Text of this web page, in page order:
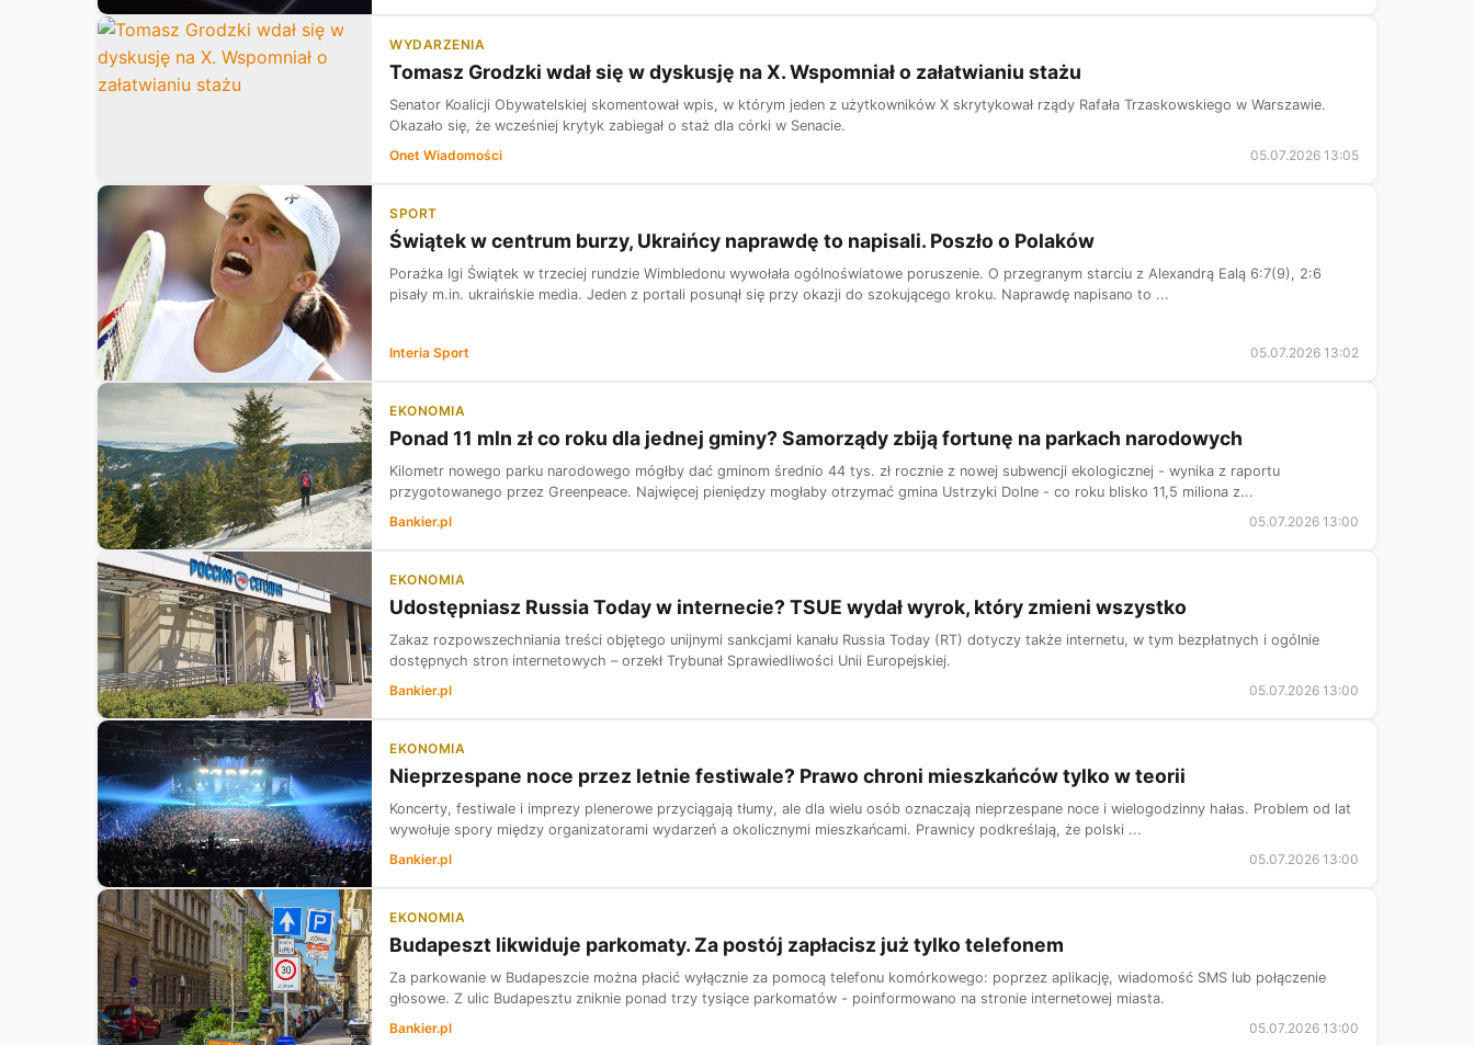
WYDARZENIA
Tomasz Grodzki wdał się w dyskusję na X. Wspomniał o załatwianiu stażu
Senator Koalicji Obywatelskiej skomentował wpis, w którym jeden z użytkowników X skrytykował rządy Rafała Trzaskowskiego w Warszawie.
Okazało się, że wcześniej krytyk zabiegał o staż dla córki w Senacie.
Onet Wiadomości
05.07.2026 13:05
SPORT
Świątek w centrum burzy, Ukraińcy naprawdę to napisali. Poszło o Polaków
Porażka Igi Świątek w trzeciej rundzie Wimbledonu wywołała ogólnoświatowe poruszenie. O przegranym starciu z Alexandrą Ealą 6:7(9), 2:6
pisały m.in. ukraińskie media. Jeden z portali posunął się przy okazji do szokującego kroku. Naprawdę napisano to ...
Interia Sport 05.07.2026 13:02
EKONOMIA
Ponad 11 mln zł co roku dla jednej gminy? Samorządy zbiją fortunę na parkach narodowych
Kilometr nowego parku narodowego mógłby dać gminom średnio 44 tys. zł rocznie z nowej subwencji ekologicznej - wynika z raportu
przygotowanego przez Greenpeace. Najwięcej pieniędzy mogłaby otrzymać gmina Ustrzyki Dolne - co roku blisko 11,5 miliona z...
Bankier.pl
05.07.2026 13:00
EKONOMIA
Udostępniasz Russia Today w internecie? TSUE wydał wyrok, który zmieni wszystko
Zakaz rozpowszechniania treści objętego unijnymi sankcjami kanału Russia Today (RT) dotyczy także internetu, w tym bezpłatnych i ogólnie
dostępnych stron internetowych – orzekł Trybunał Sprawiedliwości Unii Europejskiej.
Bankier.pl
05.07.2026 13:00
EKONOMIA
Nieprzespane noce przez letnie festiwale? Prawo chroni mieszkańców tylko w teorii
Koncerty, festiwale i imprezy plenerowe przyciągają tłumy, ale dla wielu osób oznaczają nieprzespane noce i wielogodzinny hałas. Problem od lat
wywołuje spory między organizatorami wydarzeń a okolicznymi mieszkańcami. Prawnicy podkreślają, że polski ...
Bankier.pl
05.07.2026 13:00
EKONOMIA
Budapeszt likwiduje parkomaty. Za postój zapłacisz już tylko telefonem
Za parkowanie w Budapeszcie można płacić wyłącznie za pomocą telefonu komórkowego: poprzez aplikację, wiadomość SMS lub połączenie
głosowe. Z ulic Budapesztu zniknie ponad trzy tysiące parkomatów - poinformowano na stronie internetowej miasta.
Bankier.pl
05.07.2026 13:00